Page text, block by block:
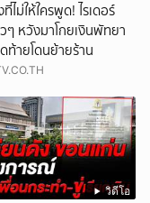
ไม่ให้ใครพูด! ไรเดอร์
ๆ หวังมาโกยเงินพัทยา
ท้ายโดนย้ายร้าน
วิดีโอ